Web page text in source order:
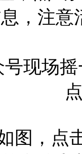
，注意
图，点